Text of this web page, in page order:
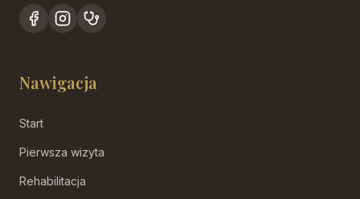
Nawigacja
Start
Pierwsza wizyta
Rehabilitacja